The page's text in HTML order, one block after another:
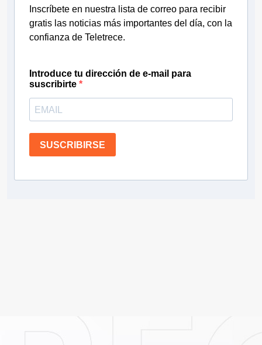
Inscríbete en nuestra lista de correo para recibir
gratis las noticias más importantes del día, con la
confianza de Teletrece.
Introduce tu dirección de e-mail para
suscribirte
SUSCRIBIRSE